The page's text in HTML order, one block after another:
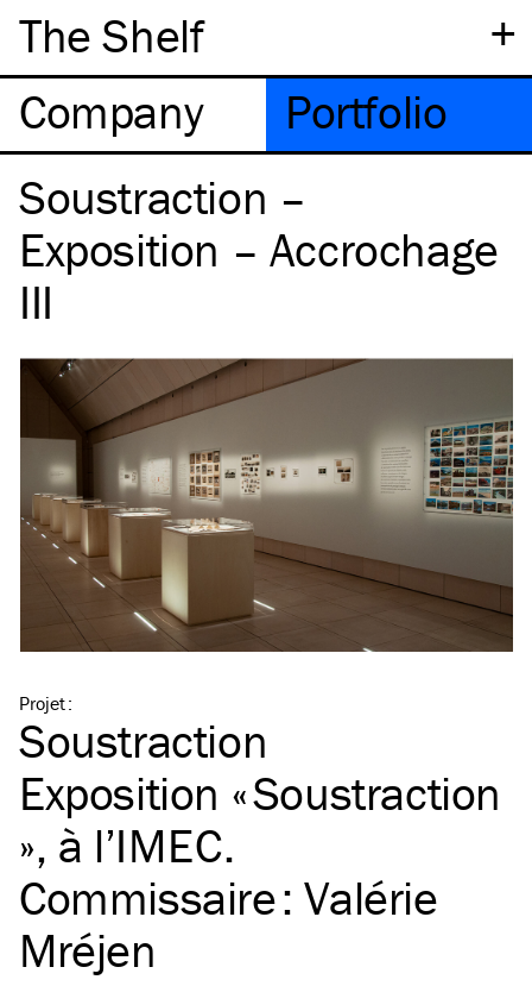
+
The Shelf
Company
Portfolio
Soustraction –
Exposition – Accrochage
III
Projet:
Soustraction
Exposition « Soustraction
», à l’IMEC.
Commissaire : Valérie
Mréjen